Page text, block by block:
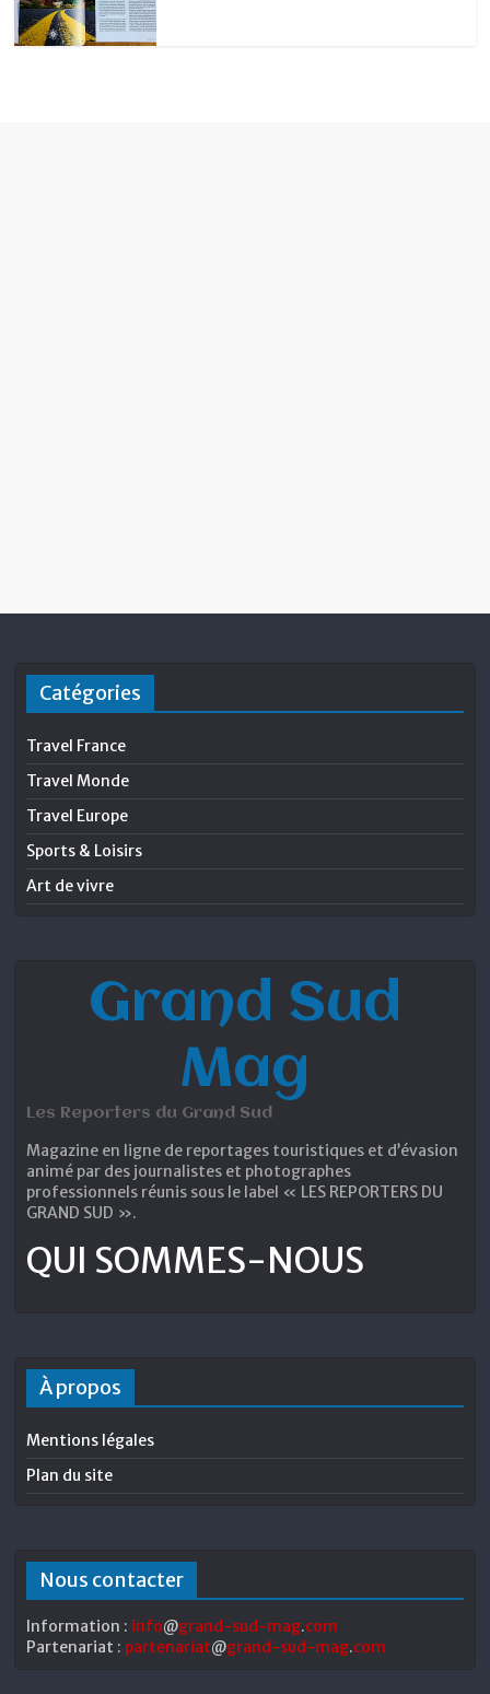
Catégories
Travel France
Travel Monde
Travel Europe
Sports & Loisirs
Art de vivre
Grand Sud
Mag
Les Reporters du Grand Sud
Magazine en ligne de reportages touristiques et d’évasion
animé par des journalistes et photographes
professionnels réunis sous le label « LES REPORTERS DU
GRAND SUD ».
QUI SOMMES-NOUS
À propos
Mentions légales
Plan du site
Nous contacter
Information : info@grand-sud-mag.com
Partenariat : partenariat@grand-sud-mag.com